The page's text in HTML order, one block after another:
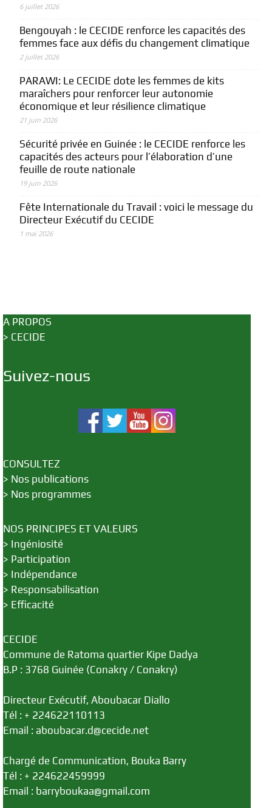
6 juillet 2026
Bengouyah : le CECIDE renforce les capacités des
femmes face aux défis du changement climatique
2 juillet 2026
PARAWI: Le CECIDE dote les femmes de kits
maraîchers pour renforcer leur autonomie
économique et leur résilience climatique
21 juin 2026
Sécurité privée en Guinée : le CECIDE renforce les
capacités des acteurs pour l’élaboration d’une
feuille de route nationale
19 juin 2026
Fête Internationale du Travail : voici le message du
Directeur Exécutif du CECIDE
1 mai 2026
A PROPOS
> CECIDE
Suivez-nous
CONSULTEZ
> Nos publications
> Nos programmes
NOS PRINCIPES ET VALEURS
> Ingéniosité
> Participation
> Indépendance
> Responsabilisation
> Efficacité
CECIDE
Commune de Ratoma quartier Kipe Dadya
B.P : 3768 Guinée (Conakry / Conakry)
Directeur Exécutif, Aboubacar Diallo
Tél : + 224622110113
Email : aboubacar.d@cecide.net
Chargé de Communication, Bouka Barry
Tél : + 224622459999
Email : barryboukaa@gmail.com